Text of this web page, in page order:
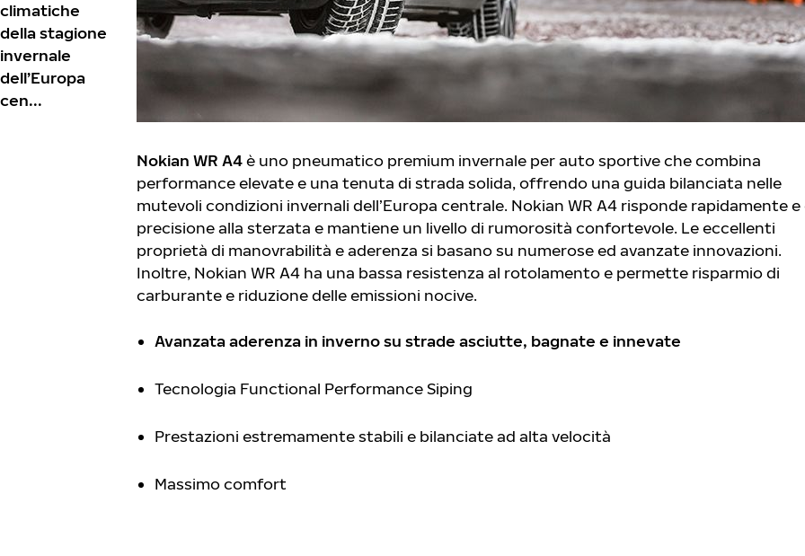
climatiche
della stagione
invernale
dell’Europa
cen...
Nokian WR A4è uno pneumatico premium invernale per auto sportive che combina
performance elevate e una tenuta di strada solida, offrendo una guida bilanciata nelle
mutevoli condizioni invernali dell’Europa centrale. Nokian WR A4 risponde rapidamente e
precisione alla sterzata e mantiene un livello di rumorosità confortevole. Le eccellenti
proprietà di manovrabilità e aderenza si basano su numerose ed avanzate innovazioni.
Inoltre, Nokian WR A4 ha una bassa resistenza al rotolamento e permette risparmio di
carburante e riduzione delle emissioni nocive.
Avanzata aderenza in inverno su strade asciutte, bagnate e innevate
Tecnologia Functional Performance Siping
Prestazioni estremamente stabili e bilanciate ad alta velocità
Massimo comfort